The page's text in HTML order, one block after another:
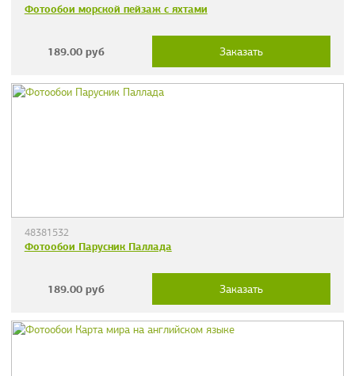
Фотообои морской пейзаж с яхтами
189.00 руб Заказать
48381532
Фотообои Парусник Паллада
189.00 руб Заказать